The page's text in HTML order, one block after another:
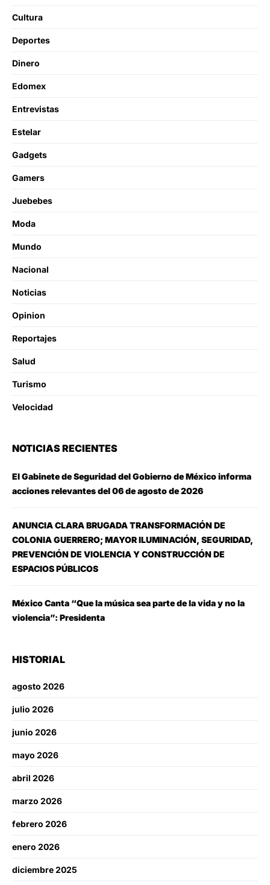
Cultura
Deportes
Dinero
Edomex
Entrevistas
Estelar
Gadgets
Gamers
Juebebes
Moda
Mundo
Nacional
Noticias
Opinion
Reportajes
Salud
Turismo
Velocidad
NOTICIAS RECIENTES
El Gabinete de Seguridad del Gobierno de México informa
acciones relevantes del 06 de agosto de 2026
ANUNCIA CLARA BRUGADA TRANSFORMACIÓN DE
COLONIA GUERRERO; MAYOR ILUMINACIÓN, SEGURIDAD,
PREVENCIÓN DE VIOLENCIA Y CONSTRUCCIÓN DE
ESPACIOS PÚBLICOS
México Canta “Que la música sea parte de la vida y no la
violencia”: Presidenta
HISTORIAL
agosto 2026
julio 2026
junio 2026
mayo 2026
abril 2026
marzo 2026
febrero 2026
enero 2026
diciembre 2025